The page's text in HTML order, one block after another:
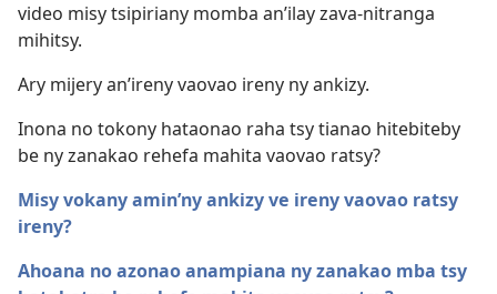
video misy tsipiriany momba an’ilay zava-nitranga
mihitsy.
Ary mijery an’ireny vaovao ireny ny ankizy.
Inona no tokony hataonao raha tsy tianao hitebiteby
be ny zanakao rehefa mahita vaovao ratsy?
Misy vokany amin’ny ankizy ve ireny vaovao ratsy
ireny?
Ahoana no azonao anampiana ny zanakao mba tsy